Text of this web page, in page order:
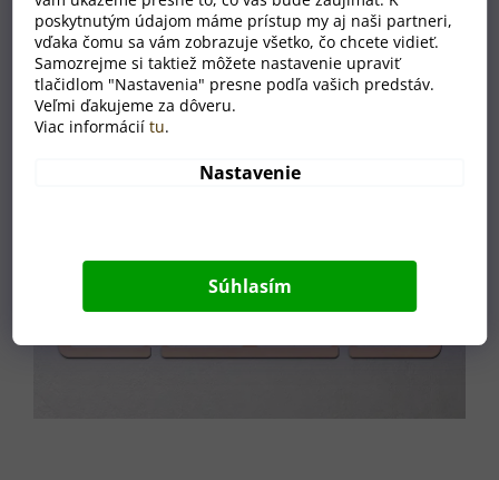
poskytnutým údajom máme prístup my aj naši partneri,
vďaka čomu sa vám zobrazuje všetko, čo chcete vidieť.
Samozrejme si taktiež môžete nastavenie upraviť
tlačidlom "Nastavenia" presne podľa vašich predstáv.
Veľmi ďakujeme za dôveru.
Viac informáciítu.
Nastavenie
Súhlasím